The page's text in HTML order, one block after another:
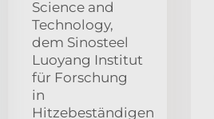
Science and
Technology,
dem Sinosteel
Luoyang Institut
für Forschung
in
Hitzebeständigen